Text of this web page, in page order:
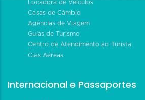
Locadora de Veículos
Casas de Câmbio
Agências de Viagem
Guias de Turismo
Centro de Atendimento ao Turista
Cias Aéreas
Internacional e Passaportes